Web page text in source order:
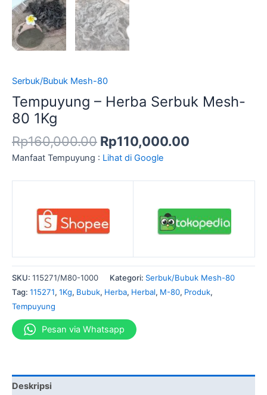
Serbuk/Bubuk Mesh-80
Tempuyung – Herba Serbuk Mesh-
80 1Kg
Rp160,000.00 Rp110,000.00
Manfaat Tempuyung : Lihat di Google
SKU: 115271/M80-1000 Kategori: Serbuk/Bubuk Mesh-80
Tag: 115271, 1Kg, Bubuk, Herba, Herbal, M-80, Produk,
Tempuyung
Pesan via Whatsapp
Deskripsi